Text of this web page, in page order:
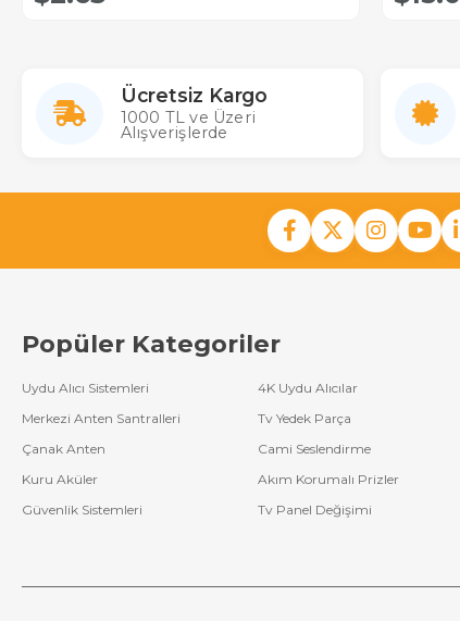
Ücretsiz Kargo
1000 TL ve Üzeri
Alışverişlerde
Popüler Kategoriler
Uydu Alıcı Sistemleri 4K Uydu Alıcılar
Merkezi Anten Santralleri
Tv Yedek Parça
Çanak Anten
Cami Seslendirme
Kuru Aküler
Akım Korumalı Prizler
Güvenlik Sistemleri
Tv Panel Değişimi